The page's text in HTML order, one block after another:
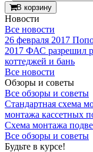
В корзину
Новости
Все новости
26 февраля 2017
2017 ФАС разрешил
коттеджей и бань
Все новости
Обзоры и советы
Все обзоры и советы
Стандартная схема
монтажа кассетных
Схема монтажа
Все обзоры и советы
Будьте в курсе!